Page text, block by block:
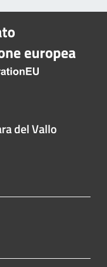
del Vallo